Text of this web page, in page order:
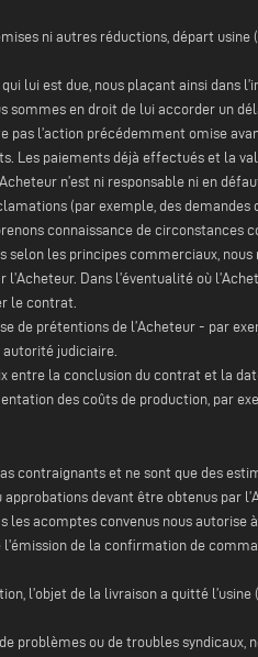
ni autres réductions, départ
lui est due, nous plaçant ainsi dans
en droit de lui accorder un
pas l’action précédemment omise
Les paiements déjà effectués et la
n’est ni responsable ni en
(par exemple, des
connaissance de
les principes commerciaux,
Dans l’éventualité où
le contrat.
de prétentions de l’Acheteur - par
autorité judiciaire.
la conclusion du contrat et la
des coûts de production, par
contraignants et ne sont que des
devant être obtenus par
les acomptes convenus nous
de la confirmation de
l’objet de la livraison a quitté
problèmes ou de troubles